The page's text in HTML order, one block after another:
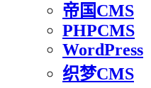
帝国CMS
PHPCMS
WordPress
织梦CMS